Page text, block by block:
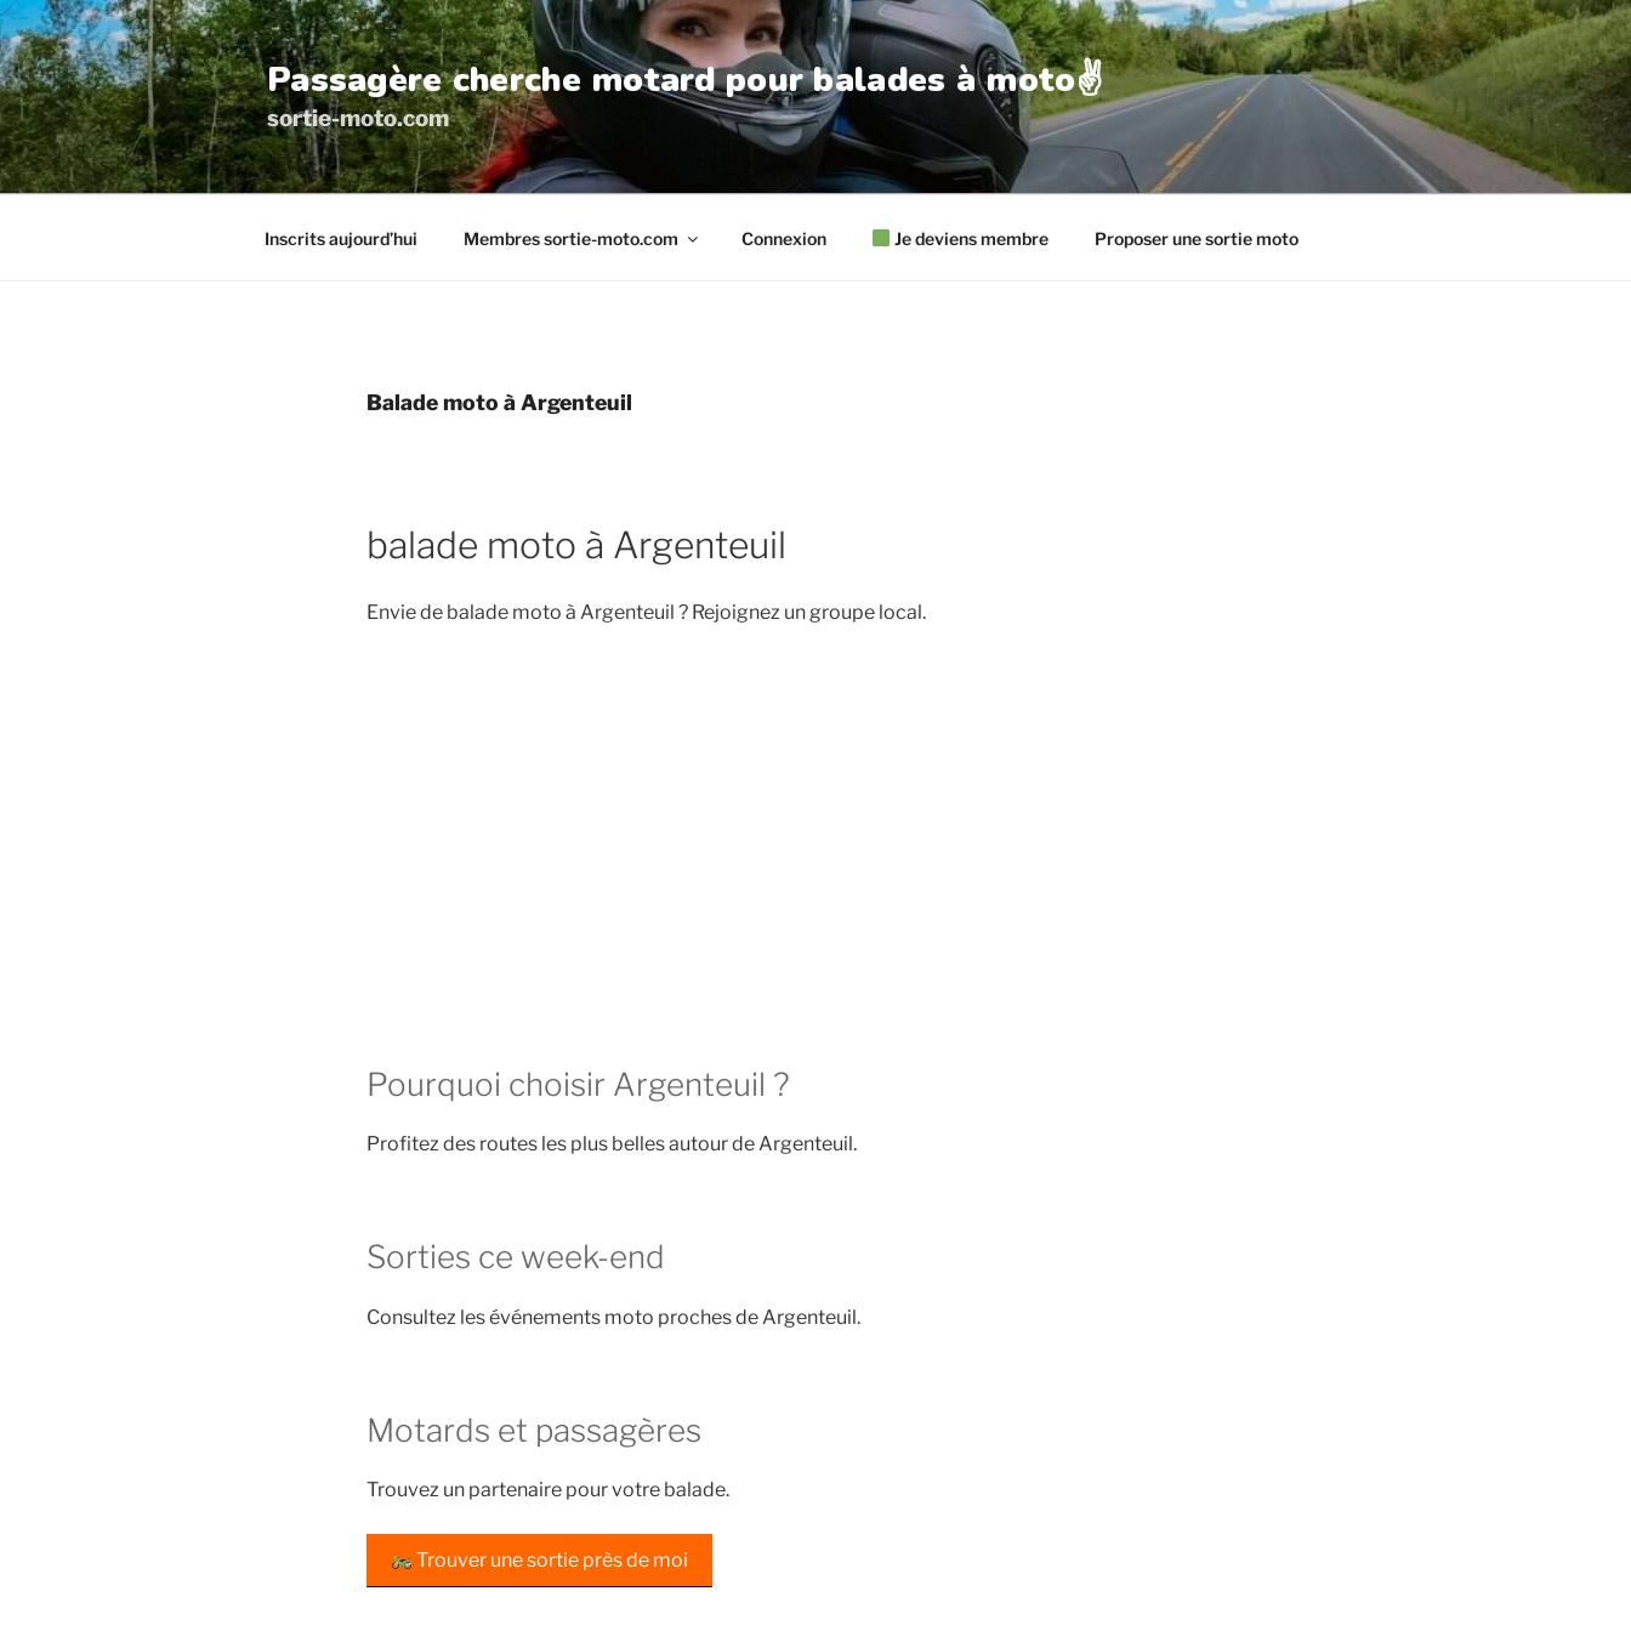
Aller
au
contenu
principal
Passagère cherche motard pour balades à moto✌️
sortie-moto.com
Inscrits aujourd’hui Membres sortie-moto.com Connexion Je deviens membre Proposer une sortie moto
Balade moto à Argenteuil
balade moto à Argenteuil
Envie de balade moto à Argenteuil ? Rejoignez un groupe local.
Pourquoi choisir Argenteuil ?
Profitez des routes les plus belles autour de Argenteuil.
Sorties ce week-end
Consultez les événements moto proches de Argenteuil.
Motards et passagères
Trouvez un partenaire pour votre balade.
Trouver une sortie près de moi